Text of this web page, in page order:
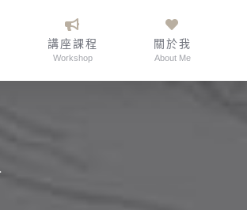
講座課程
Workshop
關於我
About Me